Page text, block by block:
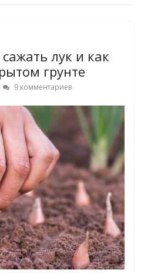
лук и как
грунте
9 комментариев